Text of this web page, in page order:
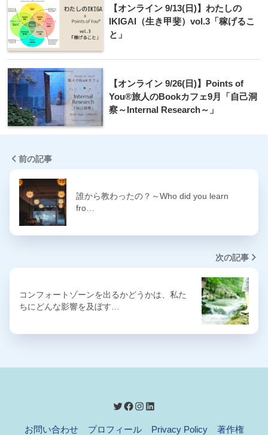
【オンライン 9/13(日)】わたしの
IKIGAI（生き甲斐）vol.3「稼げるこ
と」
【オンライン 9/26(日)】Points of
You®旅人のBookカフェ9月「自己洞
察～Internal Research～」
前の記事
誰から教わったの？～Who did you learn
fro…
次の記事
コンフォートゾーンを出るかどうかは、私た
ちにどんな影響を及ぼす…
お問い合わせ プロフィール Privacy Policy 著作権